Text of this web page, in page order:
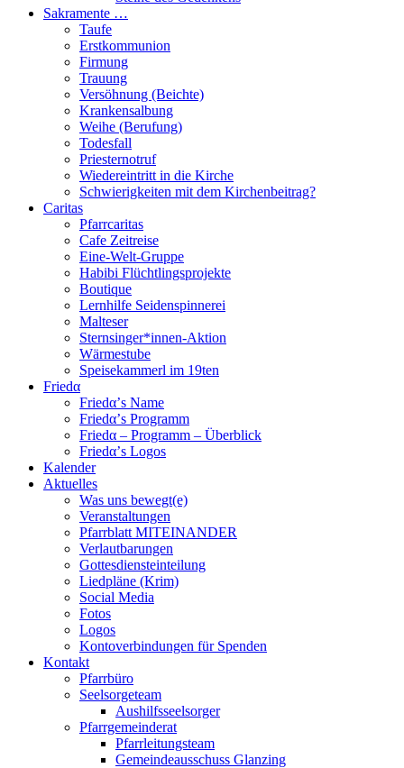
Sakramente …
Taufe
Erstkommunion
Firmung
Trauung
Versöhnung (Beichte)
Krankensalbung
Weihe (Berufung)
Todesfall
Priesternotruf
Wiedereintritt in die Kirche
Schwierigkeiten mit dem Kirchenbeitrag?
Caritas
Pfarrcaritas
Cafe Zeitreise
Eine-Welt-Gruppe
Habibi Flüchtlingsprojekte
Boutique
Lernhilfe Seidenspinnerei
Malteser
Sternsinger*innen-Aktion
Wärmestube
Speisekammerl im 19ten
Friedα
Friedα’s Name
Friedα’s Programm
Friedα – Programm – Überblick
Friedα’s Logos
Kalender
Aktuelles
Was uns bewegt(e)
Veranstaltungen
Pfarrblatt MITEINANDER
Verlautbarungen
Gottesdiensteinteilung
Liedpläne (Krim)
Social Media
Fotos
Logos
Kontoverbindungen für Spenden
Kontakt
Pfarrbüro
Seelsorgeteam
Aushilfsseelsorger
Pfarrgemeinderat
Pfarrleitungsteam
Gemeindeausschuss Glanzing